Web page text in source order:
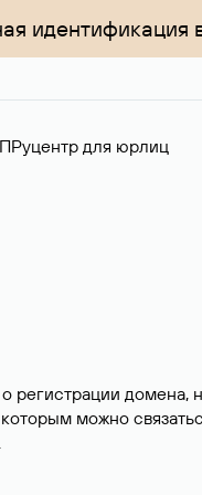
Руцентр для юрлиц
регистрации домена,
можно